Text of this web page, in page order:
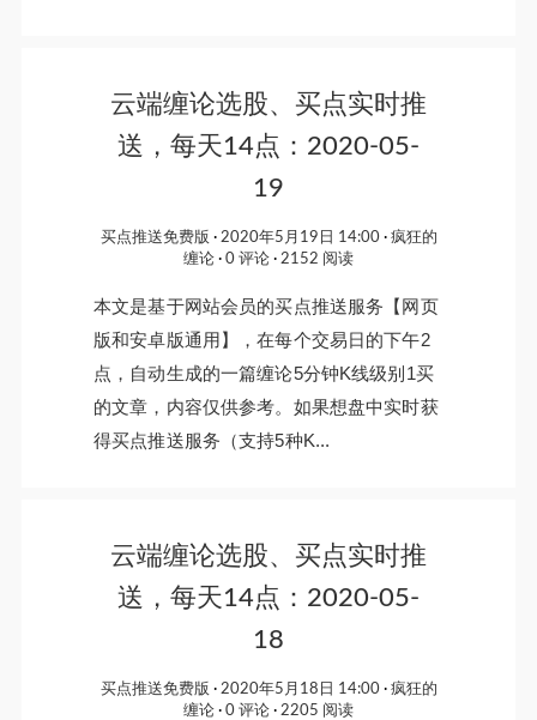
云端缠论选股、买点实时推
送，每天14点：2020-05-
19
买点推送免费版 2020年5月19日 14:00
疯狂的
缠论
0 评论 2152 阅读
本文是基于网站会员的买点推送服务【网页
版和安卓版通用】，在每个交易日的下午2
点，自动生成的一篇缠论5分钟K线级别1买
的文章，内容仅供参考。如果想盘中实时获
得买点推送服务（支持5种K...
云端缠论选股、买点实时推
送，每天14点：2020-05-
18
买点推送免费版 2020年5月18日 14:00
疯狂的
缠论
0 评论 2205 阅读